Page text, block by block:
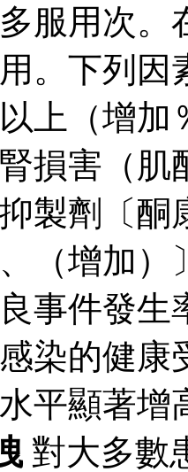
服用次。
。下列因
上（增加
損害（
製劑〔酮
（增加）
事件發生
染的健
平顯著增
對大多數